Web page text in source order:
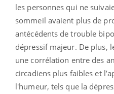
les personnes qui ne
sommeil avaient plus de
antécédents de trouble
dépressif majeur. De plus,
une corrélation entre des
circadiens plus faibles et
l'humeur, tels que la